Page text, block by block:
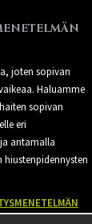
joten sopivan
Haluamme
sopivan
eri
antamalla